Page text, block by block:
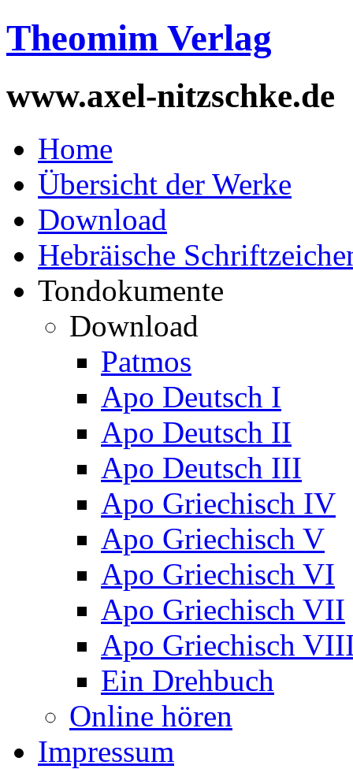
Theomim Verlag
www.axel-nitzschke.de
Home
Übersicht der Werke
Download
Hebräische
Tondokumente
Download
Patmos
Apo Deutsch I
Apo Deutsch II
Apo Deutsch III
Apo Griechisch IV
Apo Griechisch V
Apo Griechisch VI
Apo Griechisch VII
Apo Griechisch
Ein Drehbuch
Online hören
Impressum